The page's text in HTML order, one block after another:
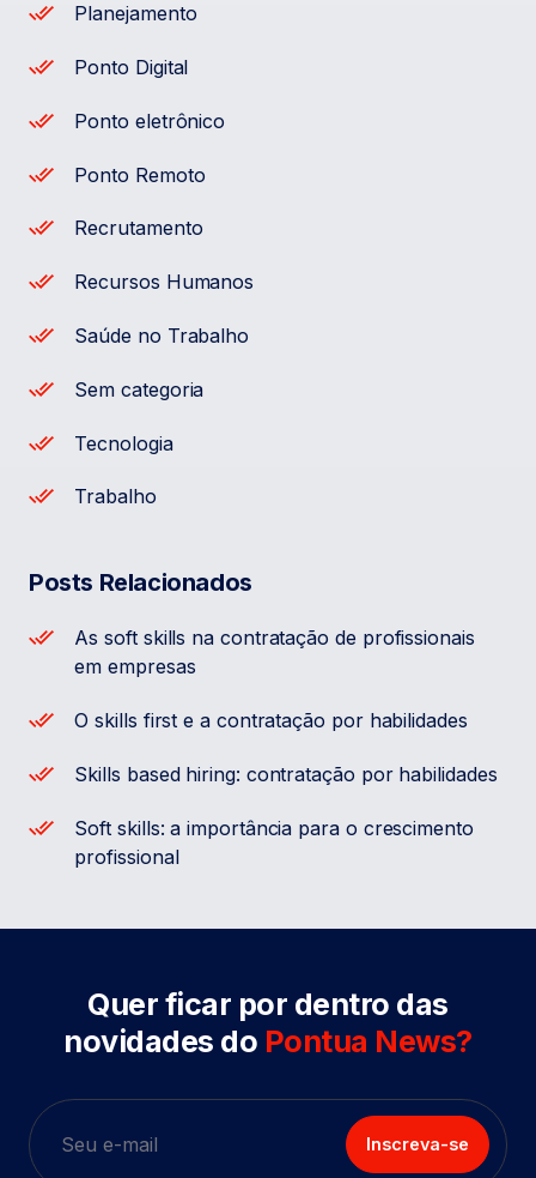
Planejamento
Ponto Digital
Ponto eletrônico
Ponto Remoto
Recrutamento
Recursos Humanos
Saúde no Trabalho
Sem categoria
Tecnologia
Trabalho
Posts Relacionados
As soft skills na contratação de profissionais
em empresas
O skills first e a contratação por habilidades
Skills based hiring: contratação por habilidades
Soft skills: a importância para o crescimento
profissional
Quer ficar por dentro das
novidades do Pontua News?
Inscreva-se